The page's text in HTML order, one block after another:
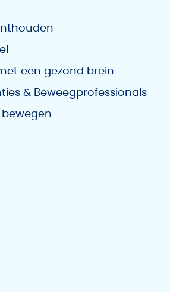
een gezond brein
& Beweegprofessionals